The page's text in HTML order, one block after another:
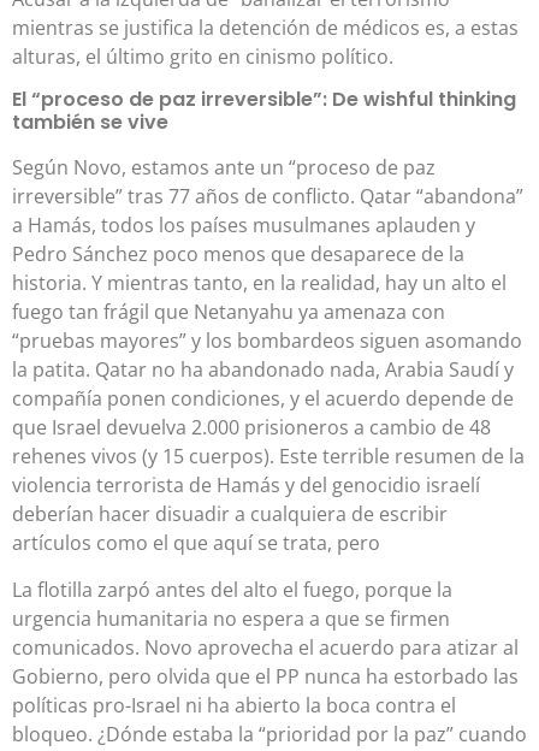
mientras se justifica la detención de médicos es, a estas
alturas, el último grito en cinismo político.
El “proceso de paz irreversible”: De wishful thinking
también se vive
Según Novo, estamos ante un “proceso de paz
irreversible” tras 77 años de conflicto. Qatar “abandona”
a Hamás, todos los países musulmanes aplauden y
Pedro Sánchez poco menos que desaparece de la
historia. Y mientras tanto, en la realidad, hay un alto el
fuego tan frágil que Netanyahu ya amenaza con
“pruebas mayores” y los bombardeos siguen asomando
la patita. Qatar no ha abandonado nada, Arabia Saudí y
compañía ponen condiciones, y el acuerdo depende de
que Israel devuelva 2.000 prisioneros a cambio de 48
rehenes vivos (y 15 cuerpos). Este terrible resumen de la
violencia terrorista de Hamás y del genocidio israelí
deberían hacer disuadir a cualquiera de escribir
artículos como el que aquí se trata, pero
La flotilla zarpó antes del alto el fuego, porque la
urgencia humanitaria no espera a que se firmen
comunicados. Novo aprovecha el acuerdo para atizar al
Gobierno, pero olvida que el PP nunca ha estorbado las
políticas pro-Israel ni ha abierto la boca contra el
bloqueo. ¿Dónde estaba la “prioridad por la paz” cuando